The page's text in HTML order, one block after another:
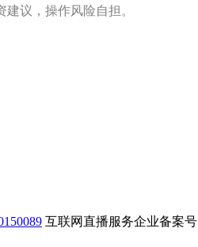
议，操作风险自担。
互联网直播服务企业备案号